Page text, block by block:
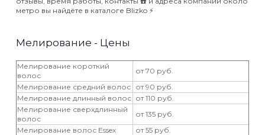
метро вы найдёте в каталоге Blizko ⚡️
Мелирование - Цены
Мелирование короткий
волос
от 70 руб.
Мелирование средний волос от 90 руб.
Мелирование длинный волос от 110 руб.
Мелирование сверхдлинный
волос
от 135 руб.
Мелирование волос Essex
от 55 руб.